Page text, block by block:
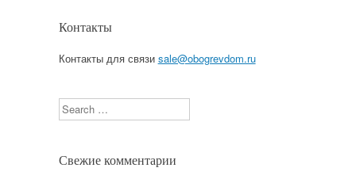
Контакты
Контакты для связи sale@obogrevdom.ru
Search
Свежие комментарии